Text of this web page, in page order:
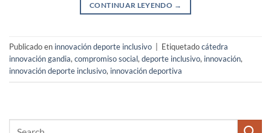
CONTINUAR LEYENDO →
Publicado en innovación deporte inclusivo Etiquetadocátedra
innovación gandia,compromiso social,deporte inclusivo, innovación,
innovación deporte inclusivo, innovación deportiva